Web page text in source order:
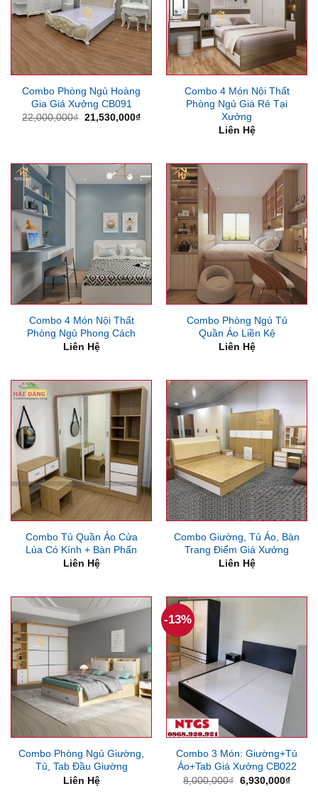
Combo Phòng Ngủ Hoàng
Gia Giá Xưởng CB091
22,000,000₫ Giá
21,530,000₫Giá
Combo 4 Món Nội Thất
Phòng Ngủ Giá Rẻ Tại
Xưởng
Liên Hệ
Combo 4 Món Nội Thất
Phòng Ngủ Phong Cách
Liên Hệ
Combo Phòng Ngủ Tủ
Quần Áo Liền Kệ
Liên Hệ
Combo Tủ Quần Áo Cửa
Lùa Có Kính + Bàn Phấn
Liên Hệ
Combo Giường, Tủ Áo, Bàn
Trang Điểm Giá Xưởng
Liên Hệ
Combo Phòng Ngủ Giường,
Tủ, Tab Đầu Giường
Liên Hệ
-13%
Combo 3 Món: Giường+Tủ
Áo+Tab Giá Xưởng CB022
8,000,000₫ Giá
6,930,000₫Giá